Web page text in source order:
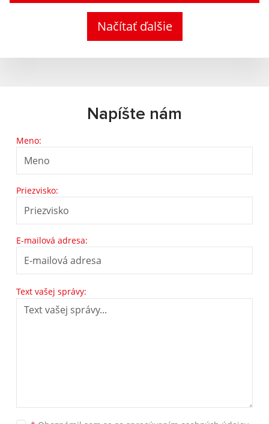
Načítať ďalšie
Napíšte nám
Meno:
Priezvisko:
E-mailová adresa:
Text vašej správy: